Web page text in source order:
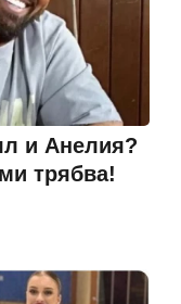
и Анелия?
трябва!